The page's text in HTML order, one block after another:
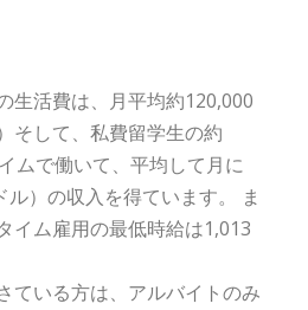
生活費は、月平均約120,000
そして、私費留学生の約
ムで働いて、平均して月に
）の収入を得ています。 ま
イム雇用の最低時給は1,013
ている方は、アルバイトのみ